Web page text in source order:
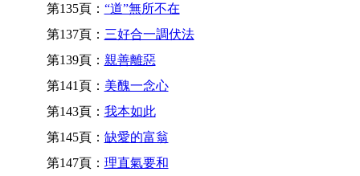
第135頁： “道”無所不在
第137頁： 三好合一調伏法
第139頁： 親善離惡
第141頁： 美醜一念心
第143頁： 我本如此
第145頁： 缺愛的富翁
第147頁： 理直氣要和